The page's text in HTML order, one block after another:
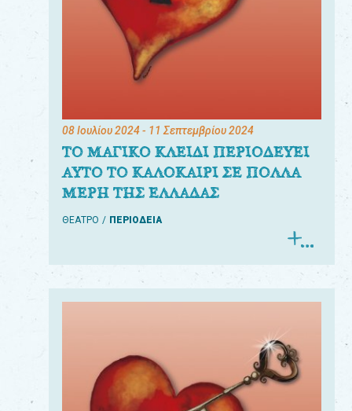
08 Ιουλίου 2024- 11 Σεπτεμβρίου 2024
ΤΟ ΜΑΓΙΚΟ ΚΛΕΙΔΙ ΠΕΡΙΟΔΕΥΕΙ
ΑΥΤΟ ΤΟ ΚΑΛΟΚΑΙΡΙ ΣΕ ΠΟΛΛΑ
ΜΕΡΗ ΤΗΣ ΕΛΛΑΔΑΣ
ΘΕΑΤΡΟ ΠΕΡΙΟΔΕΙΑ